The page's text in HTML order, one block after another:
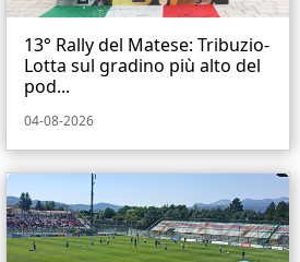
13° Rally del Matese: Tribuzio-
Lotta sul gradino più alto del
pod...
04-08-2026